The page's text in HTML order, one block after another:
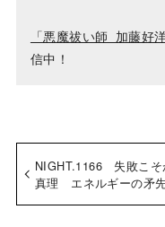
「悪魔祓い師 加藤好
信中！
NIGHT.1166 失敗こそ
真理 エネルギーの矛